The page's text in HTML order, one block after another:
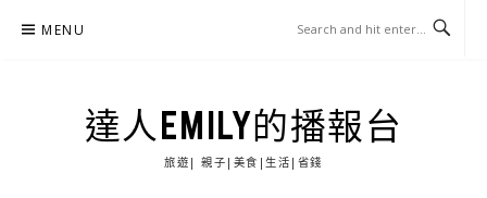
MENU
達人EMILY的播報台
旅遊| 親子|美食|生活|省錢